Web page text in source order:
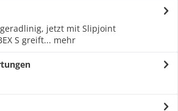
geradlinig, jetzt mit Slipjoint
S greift... mehr